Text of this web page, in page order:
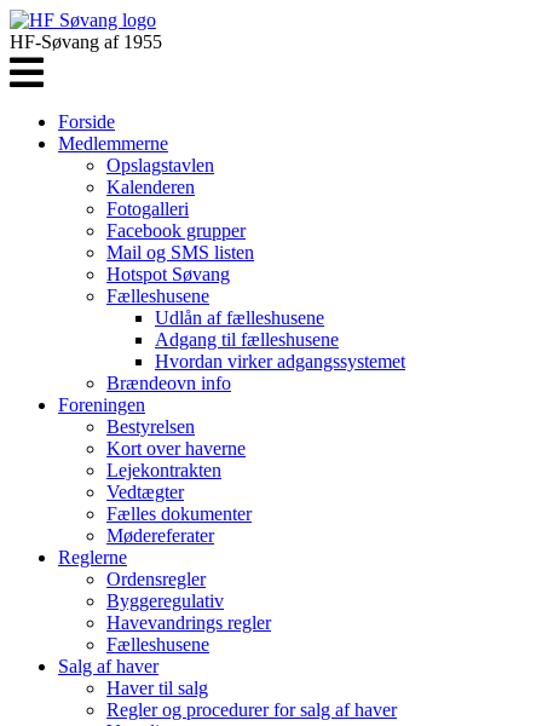
HF-Søvang af 1955
Forside
Medlemmerne
Opslagstavlen
Kalenderen
Fotogalleri
Facebook grupper
Mail og SMS listen
Hotspot Søvang
Fælleshusene
Udlån af fælleshusene
Adgang til fælleshusene
Hvordan virker adgangssystemet
Brændeovn info
Foreningen
Bestyrelsen
Kort over haverne
Lejekontrakten
Vedtægter
Fælles dokumenter
Mødereferater
Reglerne
Ordensregler
Byggeregulativ
Havevandrings regler
Fælleshusene
Salg af haver
Haver til salg
Regler og procedurer for salg af haver